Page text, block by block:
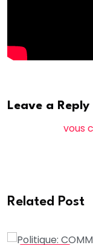
Leave a Reply
vous
Related Post